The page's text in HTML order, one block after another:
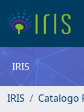
IRIS
IRIS Catalogo